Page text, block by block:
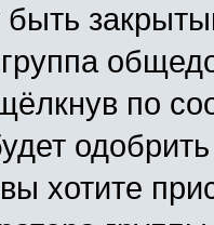
быть
по
хотите